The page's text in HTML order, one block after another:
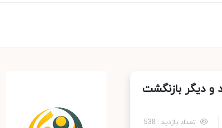
دیگر بازنگشت
تعداد بازدید : 538